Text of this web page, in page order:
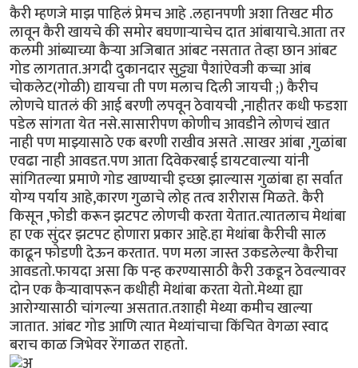
कैरी म्हणजे माझ पाहिलं प्रेमच आहे .लहानपणी अशा तिखट मीठ
लावून कैरी खायचे की समोर बघणाऱ्याचेच दात आंबायाचे.आता तर
कलमी आंब्याच्या कैऱ्या अजिबात आंबट नसतात तेव्हा छान आंबट
गोड लागतात.अगदी दुकानदार सुट्ट्या पैशांऐवजी कच्चा आंब
चोकलेट(गोळी) द्यायचा ती पण मलाच दिली जायची ;) कैरीच
लोणचे घातलं की आई बरणी लपवून ठेवायची ,नाहीतर कधी फडशा
पडेल सांगता येत नसे.सासारीपण कोणीच आवडीने लोणचं खात
नाही पण माझ्यासाठे एक बरणी राखीव असते .साखर आंबा ,गुळांबा
एवढा नाही आवडत.पण आता दिवेकरबाई डायटवाल्या यांनी
सांगितल्या प्रमाणे गोड खाण्याची इच्छा झाल्यास गुळांबा हा सर्वात
योग्य पर्याय आहे,कारण गुळाचे लोह तत्व शरीरास मिळते. कैरी
किसून ,फोडी करून झटपट लोणची करता येतात.त्यातलाच मेथांबा
हा एक सुंदर झटपट होणारा प्रकार आहे.हा मेथांबा कैरीची साल
काढून फोडणी देऊन करतात. पण मला जास्त उकडलेल्या कैरीचा
आवडतो.फायदा असा कि पन्ह करण्यासाठी कैरी उकडून ठेवल्यावर
दोन एक कैऱ्यावापरून कधीही मेथांबा करता येतो.मेथ्या ह्या
आरोग्यासाठी चांगल्या असतात.तशाही मेथ्या कमीच खाल्या
जातात. आंबट गोड आणि त्यात मेथ्यांचाचा किंचित वेगळा स्वाद
बराच काळ जिभेवर रेंगाळत राहतो.